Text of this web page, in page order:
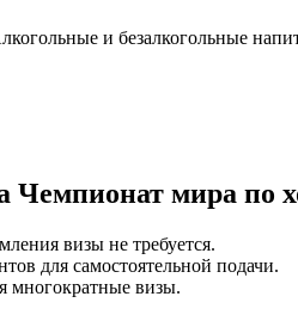
и безалкогольные
Чемпионат мира по
визы не требуется.
для самостоятельной подачи.
многократные визы.